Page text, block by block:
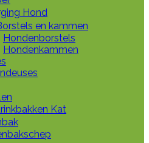
Hond
en kammen
Hondenborstels
Hondenkammen
Kat